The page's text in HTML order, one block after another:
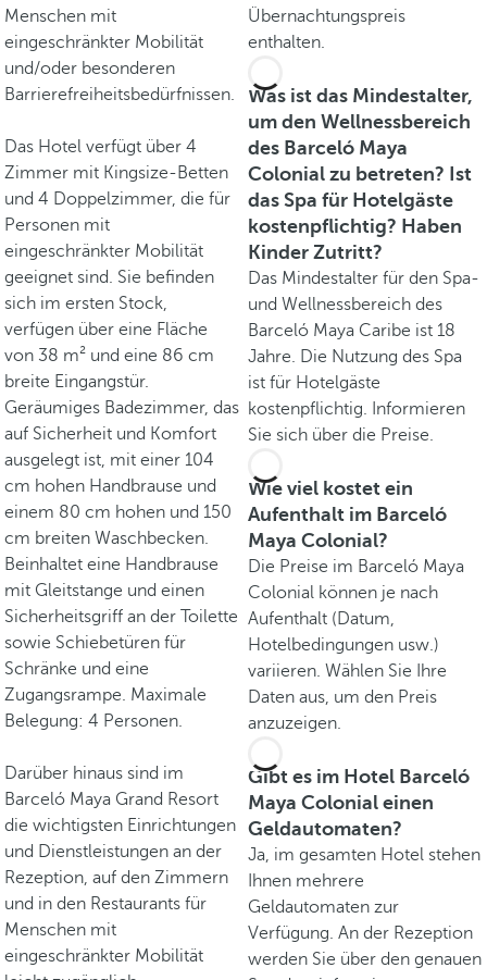
Menschen mit
eingeschränkter Mobilität
und/oder besonderen
Barrierefreiheitsbedürfnissen.
Das Hotel verfügt über 4
Zimmer mit Kingsize-Betten
und 4 Doppelzimmer, die für
Personen mit
eingeschränkter Mobilität
geeignet sind. Sie befinden
sich im ersten Stock,
verfügen über eine Fläche
von 38 m² und eine 86 cm
breite Eingangstür.
Geräumiges Badezimmer, das
auf Sicherheit und Komfort
ausgelegt ist, mit einer 104
cm hohen Handbrause und
einem 80 cm hohen und 150
cm breiten Waschbecken.
Beinhaltet eine Handbrause
mit Gleitstange und einen
Sicherheitsgriff an der Toilette
sowie Schiebetüren für
Schränke und eine
Zugangsrampe. Maximale
Belegung: 4 Personen.
Darüber hinaus sind im
Barceló Maya Grand Resort
die wichtigsten Einrichtungen
und Dienstleistungen an der
Rezeption, auf den Zimmern
und in den Restaurants für
Menschen mit
eingeschränkter Mobilität
Übernachtungspreis
enthalten.
Was ist das Mindestalter,
um den Wellnessbereich
des Barceló Maya
Colonial zu betreten? Ist
das Spa für Hotelgäste
kostenpflichtig? Haben
Kinder Zutritt?
Das Mindestalter für den Spa-
und Wellnessbereich des
Barceló Maya Caribe ist 18
Jahre. Die Nutzung des Spa
ist für Hotelgäste
kostenpflichtig. Informieren
Sie sich über die Preise.
Wie viel kostet ein
Aufenthalt im Barceló
Maya Colonial?
Die Preise im Barceló Maya
Colonial können je nach
Aufenthalt (Datum,
Hotelbedingungen usw.)
variieren. Wählen Sie Ihre
Daten aus, um den Preis
anzuzeigen.
Gibt es im Hotel Barceló
Maya Colonial einen
Geldautomaten?
Ja, im gesamten Hotel stehen
Ihnen mehrere
Geldautomaten zur
Verfügung. An der Rezeption
werden Sie über den genauen